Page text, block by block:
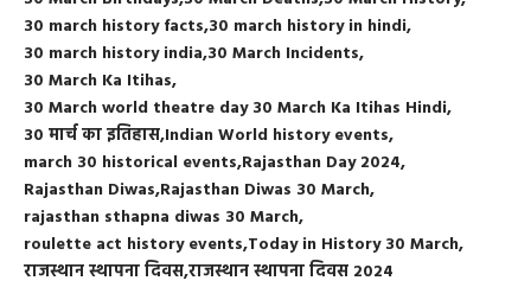
30 march history facts 30 march history in hindi
30 march history india 30 March Incidents
30 March Ka Itihas
30 March world theatre day 30 March Ka Itihas Hindi
30 मार्च का इतिहास Indian World history events
march 30 historical events Rajasthan Day 2024
Rajasthan Diwas Rajasthan Diwas 30 March
rajasthan sthapna diwas 30 March
roulette act history events Today in History 30 March
राजस्थान स्थापना दिवसराजस्थान स्थापना दिवस 2024